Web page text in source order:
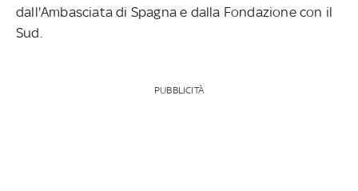
dall'Ambasciata di Spagna e dalla Fondazione con il
Sud.
PUBBLICITÀ